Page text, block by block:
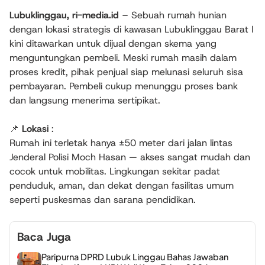
Lubuklinggau, ri-media.id – Sebuah rumah hunian
dengan lokasi strategis di kawasan Lubuklinggau Barat I
kini ditawarkan untuk dijual dengan skema yang
menguntungkan pembeli. Meski rumah masih dalam
proses kredit, pihak penjual siap melunasi seluruh sisa
pembayaran. Pembeli cukup menunggu proses bank
dan langsung menerima sertipikat.
📌 Lokasi :
Rumah ini terletak hanya ±50 meter dari jalan lintas
Jenderal Polisi Moch Hasan — akses sangat mudah dan
cocok untuk mobilitas. Lingkungan sekitar padat
penduduk, aman, dan dekat dengan fasilitas umum
seperti puskesmas dan sarana pendidikan.
Baca Juga
Paripurna DPRD Lubuk Linggau Bahas Jawaban